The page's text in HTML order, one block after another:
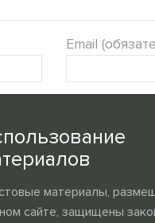
Email
материалы,
сайте, защищены